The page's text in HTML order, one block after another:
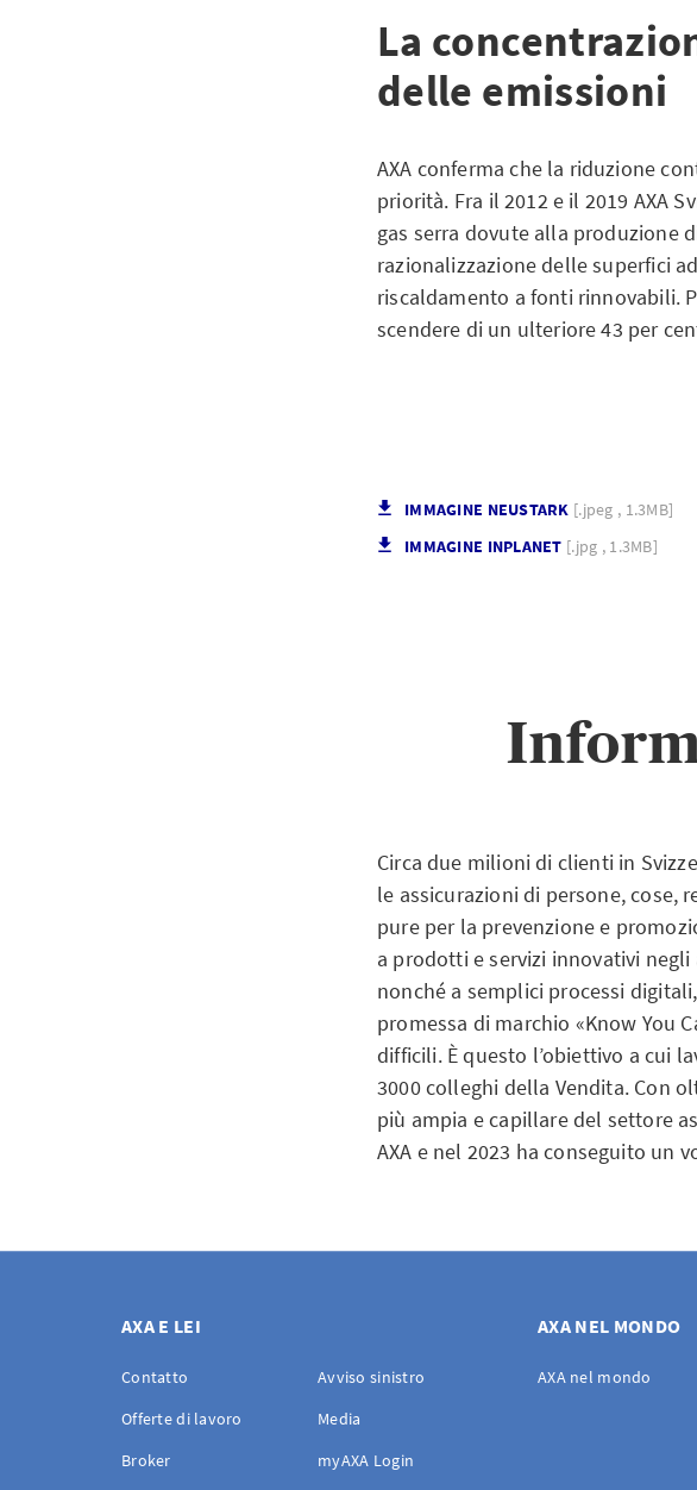
La
delle emissioni
AXA conferma che la riduzione
priorità. Fra il 2012 e il 2019 AXA
gas serra dovute alla produzione
razionalizzazione delle superfici
riscaldamento a fonti rinnovabili.
scendere di un ulteriore 43 per
IMMAGINE NEUSTARK [.jpeg , 1.3MB]
IMMAGINE INPLANET [.jpg , 1.3MB]
Circa due milioni di clienti in
le assicurazioni di persone, cose,
pure per la prevenzione e
a prodotti e servizi innovativi
nonché a semplici processi
promessa di marchio «Know You
difficili. È questo l’obiettivo a cui
3000 colleghi della Vendita. Con
più ampia e capillare del settore
AXA e nel 2023 ha conseguito un
AXA E LEI
Contatto
Avviso sinistro
Offerte di lavoro
Media
Broker
myAXA Login
AXA NEL MONDO
AXA nel mondo